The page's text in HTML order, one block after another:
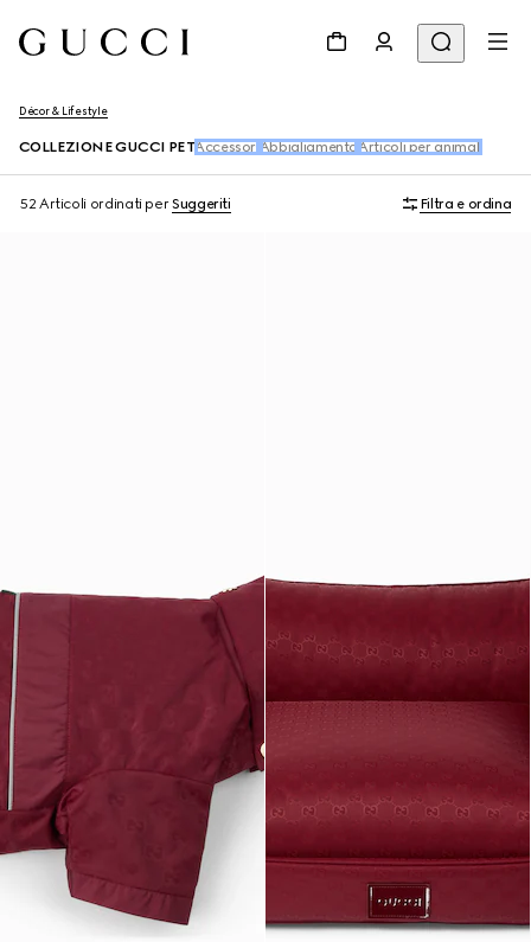
Décor & Lifestyle
COLLEZIONE GUCCI PET Accessori Abbigliamento Articoli per animali
52 Articoli ordinati perSuggeriti Filtra e ordina